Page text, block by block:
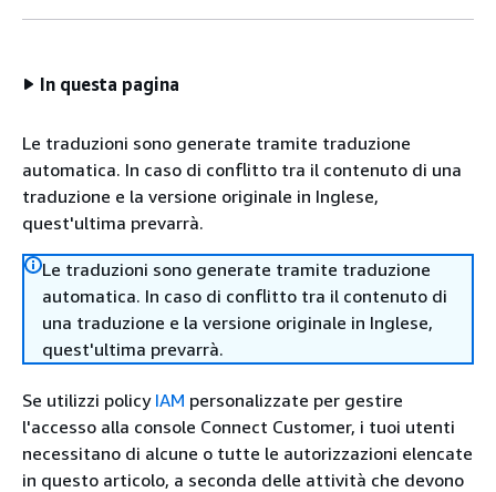
In questa pagina
Le traduzioni sono generate tramite traduzione
automatica. In caso di conflitto tra il contenuto di una
traduzione e la versione originale in Inglese,
quest'ultima prevarrà.
Le traduzioni sono generate tramite traduzione
automatica. In caso di conflitto tra il contenuto di
una traduzione e la versione originale in Inglese,
quest'ultima prevarrà.
Se utilizzi policy IAM personalizzate per gestire
l'accesso alla console Connect Customer, i tuoi utenti
necessitano di alcune o tutte le autorizzazioni elencate
in questo articolo, a seconda delle attività che devono